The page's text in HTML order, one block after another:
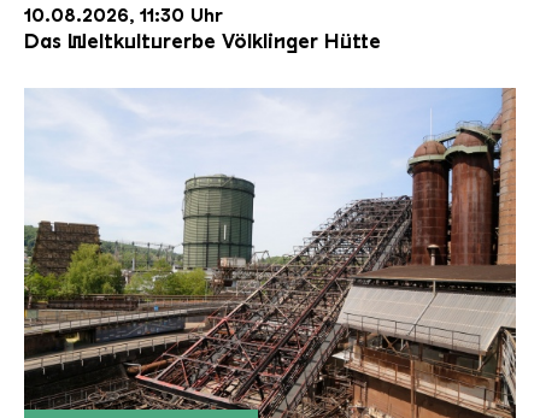
10.08.2026, 11:30 Uhr
Das Weltkulturerbe Völklinger Hütte